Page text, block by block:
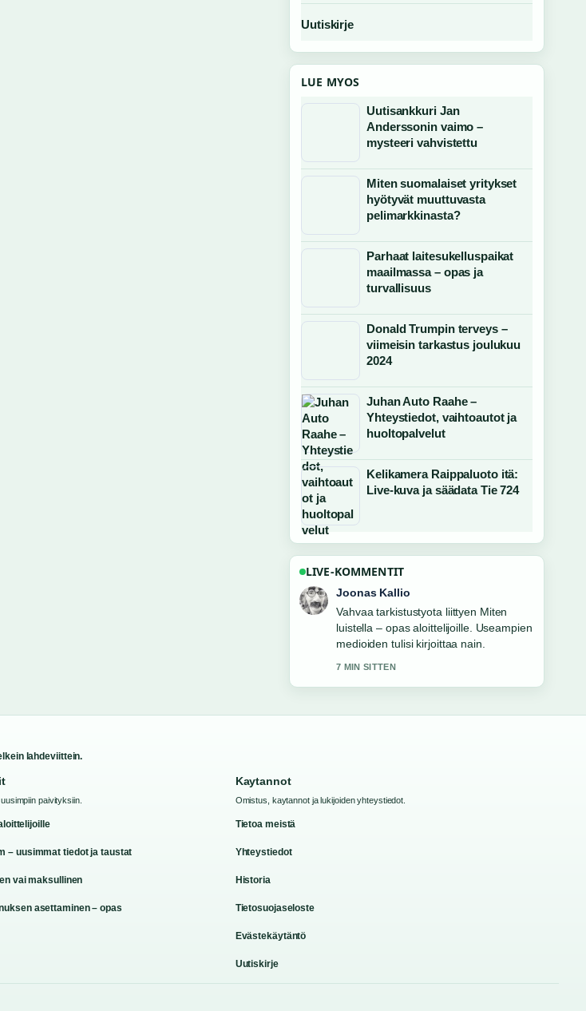
Uutiskirje
LUE MYOS
Uutisankkuri Jan
Anderssonin vaimo –
mysteeri vahvistettu
Miten suomalaiset yritykset
hyötyvät muuttuvasta
pelimarkkinasta?
Parhaat laitesukelluspaikat
maailmassa – opas ja
turvallisuus
Donald Trumpin terveys –
viimeisin tarkastus joulukuu
2024
Juhan Auto Raahe –
Yhteystiedot, vaihtoautot ja
huoltopalvelut
Kelikamera Raippaluoto itä:
Live-kuva ja säädata Tie 724
LIVE-KOMMENTIT
Aino Virtanen
Hyva yhteenveto aiheesta Karl Johan
Svedjeholm – uusimmat tiedot ja....
Tama on tahan mennessa selkein
Kaytannot